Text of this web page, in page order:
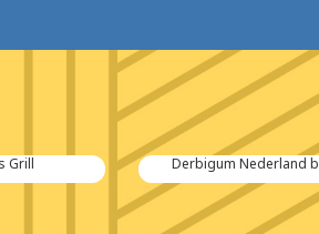
bv
Daikin Airconditioning
Netherlands B.V.